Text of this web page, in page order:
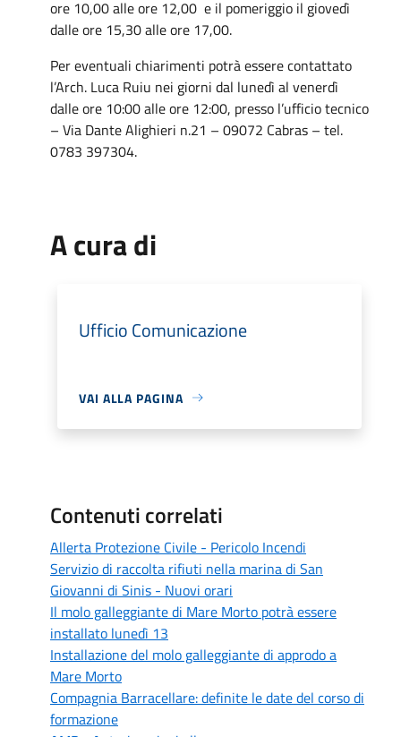
ore 10,00 alle ore 12,00 e il pomeriggio il giovedì
dalle ore 15,30 alle ore 17,00.
Per eventuali chiarimenti potrà essere contattato
l’Arch. Luca Ruiu nei giorni dal lunedì al venerdì
dalle ore 10:00 alle ore 12:00, presso l’ufficio tecnico
– Via Dante Alighieri n.21 – 09072 Cabras – tel.
0783 397304.
A cura di
Ufficio Comunicazione
VAI ALLA PAGINA
Contenuti correlati
Allerta Protezione Civile - Pericolo Incendi
Servizio di raccolta rifiuti nella marina di San
Giovanni di Sinis - Nuovi orari
Il molo galleggiante di Mare Morto potrà essere
installato lunedì 13
Installazione del molo galleggiante di approdo a
Mare Morto
Compagnia Barracellare: definite le date del corso di
formazione